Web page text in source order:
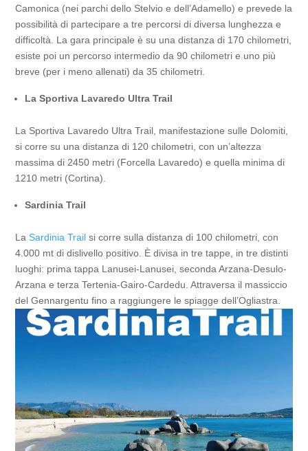
Camonica (nei parchi dello Stelvio e dell’Adamello) e prevede la
possibilità di partecipare a tre percorsi di diversa lunghezza e
difficoltà. La gara principale è su una distanza di 170 chilometri,
esiste poi un percorso intermedio da 90 chilometri e uno più
breve (per i meno allenati) da 35 chilometri.
La Sportiva Lavaredo Ultra Trail
La Sportiva Lavaredo Ultra Trail, manifestazione sulle Dolomiti,
si corre su una distanza di 120 chilometri, con un’altezza
massima di 2450 metri (Forcella Lavaredo) e quella minima di
1210 metri (Cortina).
Sardinia Trail
LaSardinia Trail si corre sulla distanza di 100 chilometri, con
4.000 mt di dislivello positivo. È divisa in tre tappe, in tre distinti
luoghi: prima tappa Lanusei-Lanusei, seconda Arzana-Desulo-
Arzana e terza Tertenia-Gairo-Cardedu. Attraversa il massiccio
del Gennargentu fino a raggiungere le spiagge dell’Ogliastra.